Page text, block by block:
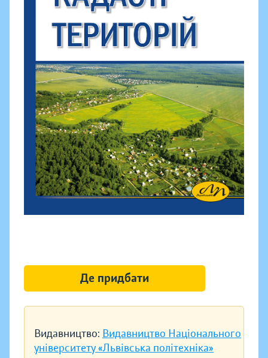
Видавництво: Видавництво Національного
університету «Львівська політехніка»
Де придбати